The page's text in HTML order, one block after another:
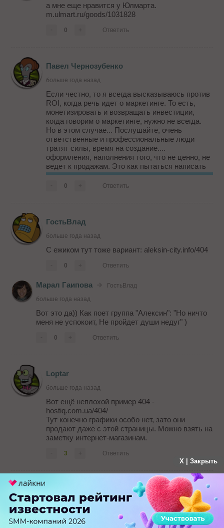
а мне еще нравится у Юлмарта.
m.ulmart.ru/goods/1031828
0 Ответить
Павел Чернозубенко
больше года назад
Если честно, то я всегда высказываюсь против
ROI, когда речь идет о маркетинге. То есть,
монетизировать и возвращать инвестиции,
когда говорим о маркетинге, нужно не всегда.
Но в этом случае... Послушайте, очень
ответственные и профессиональные люди
тратят силы, время на создание....
оформления, наполнения того, что не ценно, не
ведет к продажам. Это как пытаться написать
живописный шедевр мирового уровня за
ржавом заборе, вперемежку с нецензурными
0 Ответить
ГостьВлад
больше года назад
С ежиком тут тоже вариант: aleksin-city.info/404
0 Ответить
Марал Гаипова
ГостьВлад
больше года назад
Вот это да)) Как поет группа "Алексин": "Но ничто
меня не успокоит, Не пройдет души недуг" )
0 Ответить
Loptar
больше года назад
Вот ещё неплохой пример 404 -
hostiq.com.ua/404/
Тут конечно графики особо нет, зато они
продают даже с этой страницы. Можно взять на
заметку интернет-магазинам.
3 Ответить
больше года назад
У вас самая клёвая страница, Сеоньюз! Ёжик
рулит )))
X | Закрыть